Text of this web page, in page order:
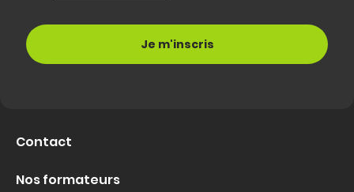
Contact
Nos formateurs